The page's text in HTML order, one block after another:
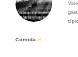
Comida: 8